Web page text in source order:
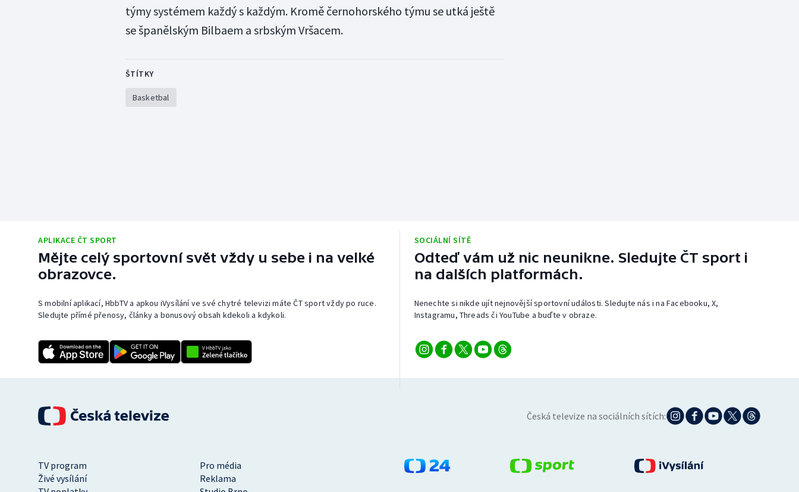
týmy systémem každý s každým. Kromě černohorského týmu se utká ještě
se španělským Bilbaem a srbským Vršacem.
ŠTÍTKY
Basketbal
APLIKACE ČT SPORT
Mějte celý sportovní svět vždy u sebe i na velké
obrazovce.
S mobilní aplikací, HbbTV a apkou iVysílání ve své chytré televizi máte ČT sport vždy po ruce.
Sledujte přímé přenosy, články a bonusový obsah kdekoli a kdykoli.
SOCIÁLNÍ SÍTĚ
Odteď vám už nic neunikne. Sledujte ČT sport i
na dalších platformách.
Nenechte si nikde ujít nejnovější sportovní události. Sledujte nás i na Facebooku, X,
Instagramu, Threads či YouTube a buďte v obraze.
Česká televize na sociálních sítích:
TV program
Pro média
Živé vysílání
Reklama